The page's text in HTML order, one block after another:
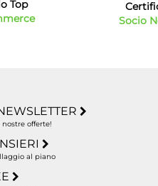
Top
Socio
offerte!
al piano